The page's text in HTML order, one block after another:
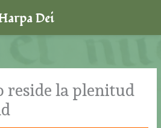
reside la plenitud
Dei